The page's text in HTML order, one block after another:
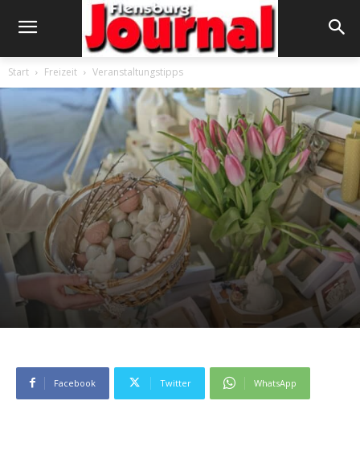
Start Freizeit Veranstaltungstipps
Facebook Twitter WhatsApp